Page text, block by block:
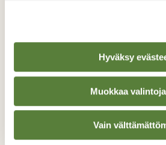
Hyväksy
Muokkaa valintoja
Vain
TAKAISIN